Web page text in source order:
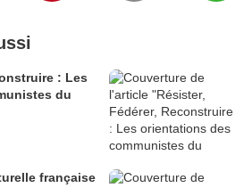
: Les
du
française